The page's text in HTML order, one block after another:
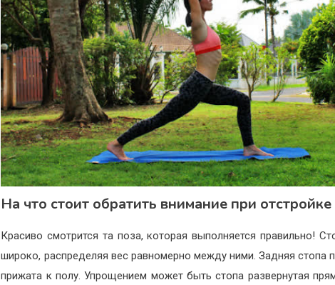
На что стоит обратить внимание при
Красиво смотрится та поза, которая выполняется правильно!
широко, распределяя вес равномерно между ними.Задняя стопа
прижата к полу. Упрощением может быть стопа развернутая